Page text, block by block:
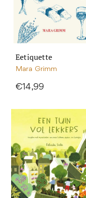
Eetiquette
Mara Grimm
€14,99